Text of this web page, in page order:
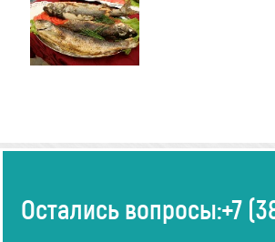
Остались вопросы:+7